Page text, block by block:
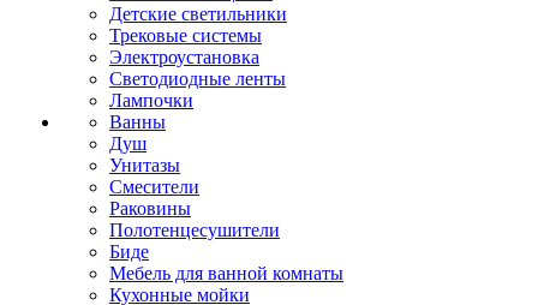
Детские светильники
Трековые системы
Электроустановка
Светодиодные ленты
Лампочки
Ванны
Душ
Унитазы
Смесители
Раковины
Полотенцесушители
Биде
Мебель для ванной комнаты
Кухонные мойки